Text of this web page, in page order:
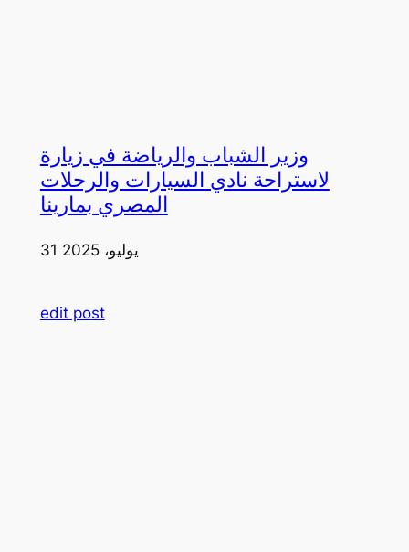
وزير الشباب والرياضة في زيارة
لاستراحة نادي السيارات والرحلات
المصري بمارينا
31 يوليو، 2025
edit post